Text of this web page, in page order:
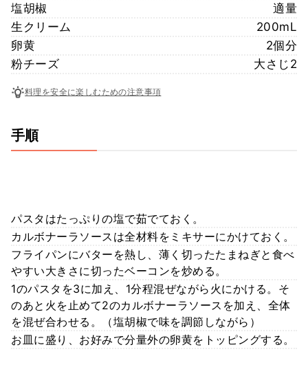
塩胡椒
適量
生クリーム
200mL
卵黄
2個分
粉チーズ
大さじ2
料理を安全に楽しむための注意事項
手順
パスタはたっぷりの塩で茹でておく。
カルボナーラソースは全材料をミキサーにかけておく。
フライパンにバターを熱し、薄く切ったたまねぎと食べ
やすい大きさに切ったベーコンを炒める。
1のパスタを3に加え、1分程混ぜながら火にかける。そ
のあと火を止めて2のカルボナーラソースを加え、全体
を混ぜ合わせる。（塩胡椒で味を調節しながら）
お皿に盛り、お好みで分量外の卵黄をトッピングする。